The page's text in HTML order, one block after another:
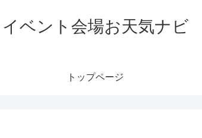
イベント会場お天気ナビ
トップページ